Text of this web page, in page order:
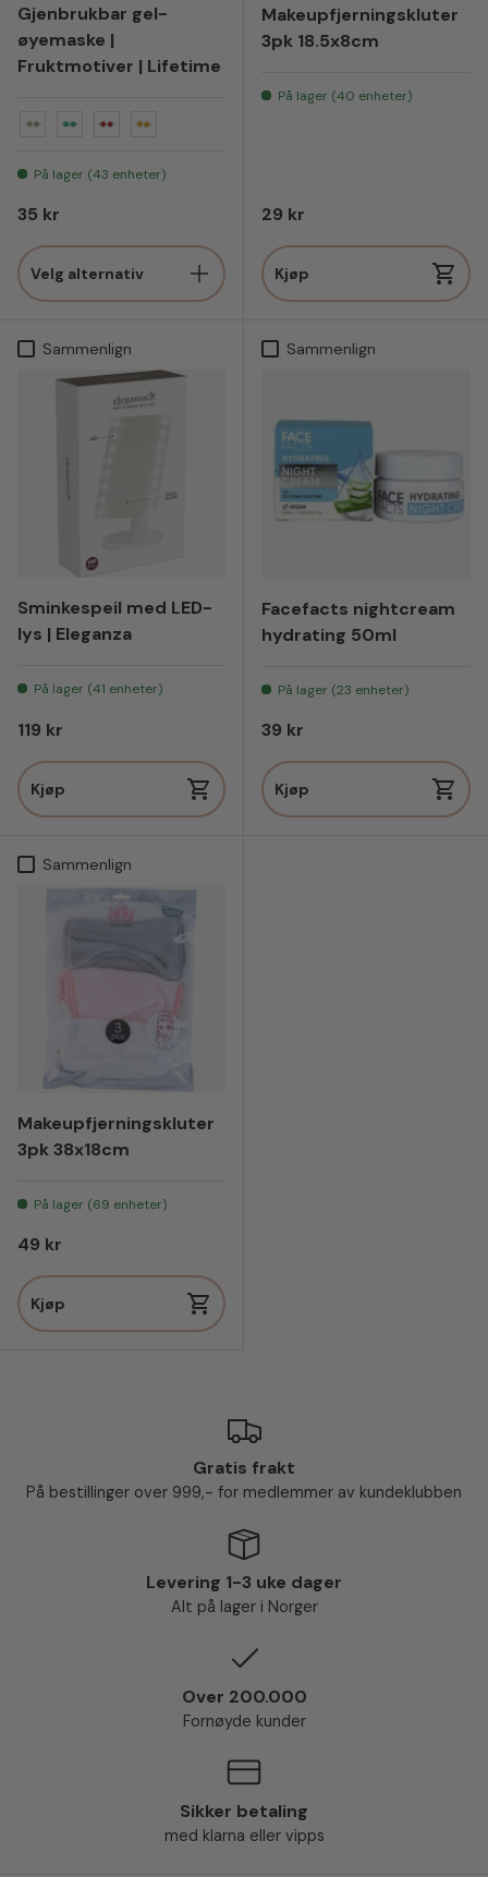
Gjenbrukbar gel-
øyemaske |
Fruktmotiver | Lifetime
På lager (43 enheter)
Vanlig pris
35 kr
Velg alternativ
Makeupfjerningskluter
3pk 18.5x8cm
På lager (40 enheter)
Vanlig pris
29 kr
Kjøp
Sammenlign
Sminkespeil med LED-
lys | Eleganza
På lager (41 enheter)
Vanlig pris
119 kr
Kjøp
Sammenlign
Facefacts nightcream
hydrating 50ml
På lager (23 enheter)
Vanlig pris
39 kr
Kjøp
Sammenlign
Makeupfjerningskluter
3pk 38x18cm
På lager (69 enheter)
Vanlig pris
49 kr
Kjøp
Gratis frakt
På bestillinger over 999,- for medlemmer av kundeklubben
Levering 1-3 uke dager
Alt på lager i Norger
Over 200.000
Fornøyde kunder
Sikker betaling
med klarna eller vipps